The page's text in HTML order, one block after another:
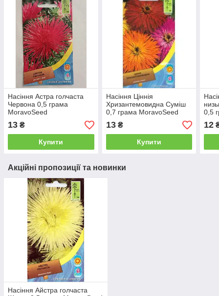
Насіння Астра голчаста
Червона 0,5 грама
MoravoSeed
13 ₴
Купити
Насіння Ціннія
Хризантемовидна Суміш
0,7 грама MoravoSeed
13₴
Купити
0,5
12
Акційні пропозиції та новинки
Насіння Айстра голчаста